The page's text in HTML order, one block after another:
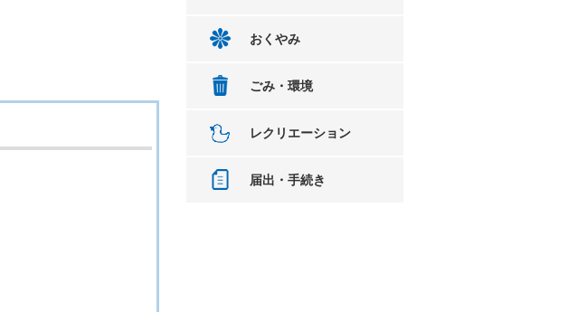
おくやみ
ごみ・環境
レクリエーション
届出・手続き